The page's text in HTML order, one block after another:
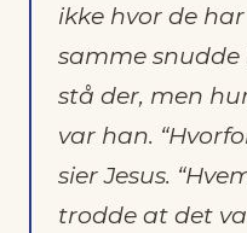
ikke hvor de
samme snudde
stå der, men
var han.
sier Jesus.
trodde at det